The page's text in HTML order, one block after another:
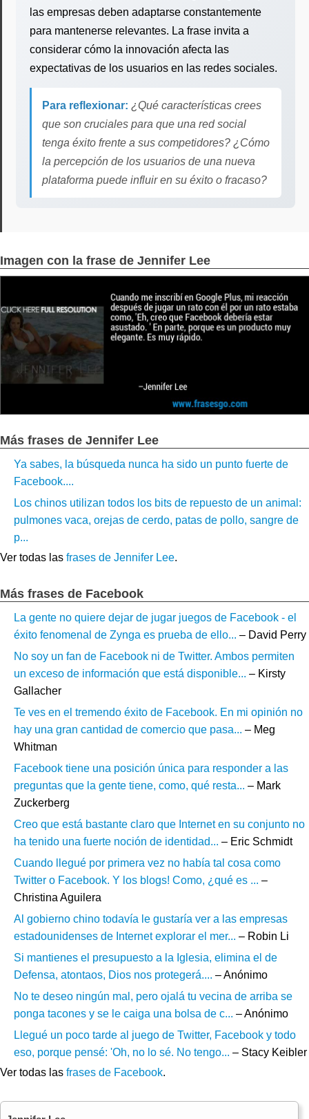
las empresas deben adaptarse constantemente
para mantenerse relevantes. La frase invita a
considerar cómo la innovación afecta las
expectativas de los usuarios en las redes sociales.
Para reflexionar: ¿Qué características crees
que son cruciales para que una red social
tenga éxito frente a sus competidores? ¿Cómo
la percepción de los usuarios de una nueva
plataforma puede influir en su éxito o fracaso?
Imagen con la frase de Jennifer Lee
Más frases de Jennifer Lee
Ya sabes, la búsqueda nunca ha sido un punto fuerte de
Facebook....
Los chinos utilizan todos los bits de repuesto de un animal:
pulmones vaca, orejas de cerdo, patas de pollo, sangre de
p...
Ver todas las frases de Jennifer Lee.
Más frases de Facebook
La gente no quiere dejar de jugar juegos de Facebook - el
éxito fenomenal de Zynga es prueba de ello... – David Perry
No soy un fan de Facebook ni de Twitter. Ambos permiten
un exceso de información que está disponible... – Kirsty
Gallacher
Te ves en el tremendo éxito de Facebook. En mi opinión no
hay una gran cantidad de comercio que pasa... – Meg
Whitman
Facebook tiene una posición única para responder a las
preguntas que la gente tiene, como, qué resta... – Mark
Zuckerberg
Creo que está bastante claro que Internet en su conjunto no
ha tenido una fuerte noción de identidad... – Eric Schmidt
Cuando llegué por primera vez no había tal cosa como
Twitter o Facebook. Y los blogs! Como, ¿qué es ... –
Christina Aguilera
Al gobierno chino todavía le gustaría ver a las empresas
estadounidenses de Internet explorar el mer... – Robin Li
Si mantienes el presupuesto a la Iglesia, elimina el de
Defensa, atontaos, Dios nos protegerá.... – Anónimo
No te deseo ningún mal, pero ojalá tu vecina de arriba se
ponga tacones y se le caiga una bolsa de c... – Anónimo
Llegué un poco tarde al juego de Twitter, Facebook y todo
eso, porque pensé: 'Oh, no lo sé. No tengo... – Stacy Keibler
Ver todas las frases de Facebook.